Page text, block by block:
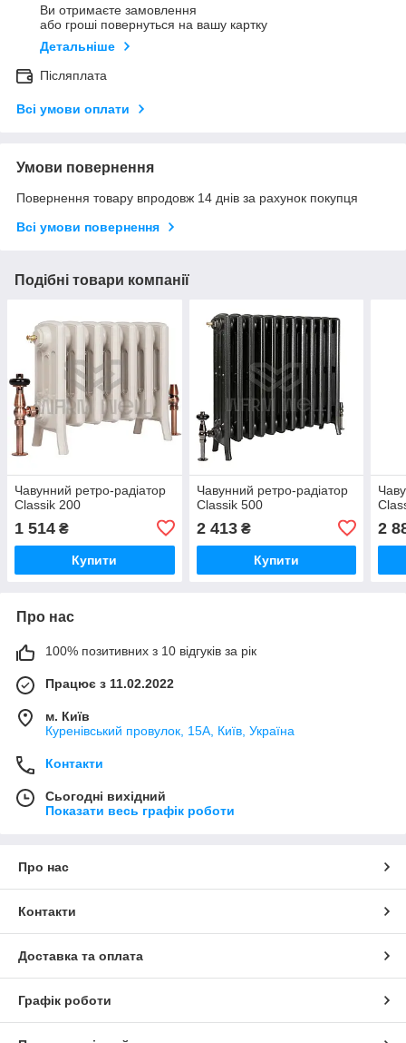
Ви отримаєте замовлення
або гроші повернуться на вашу картку
Детальніше
Післяплата
Всі умови оплати
Умови повернення
Повернення товару впродовж 14 днів за рахунок покупця
Всі умови повернення
Подібні товари компанії
Чавунний ретро-радіатор
Classik 200
1 514 ₴
Купити
Чавунний ретро-радіатор
Classik 500
2 413₴
Купити
2
Про нас
100% позитивних з 10 відгуків за рік
Працює з 11.02.2022
м. Київ
Куренівський провулок, 15А, Київ, Україна
Контакти
Сьогодні вихідний
Показати весь графік роботи
Про нас
Контакти
Доставка та оплата
Графік роботи